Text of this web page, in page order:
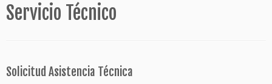
Servicio Técnico
Solicitud Asistencia Técnica